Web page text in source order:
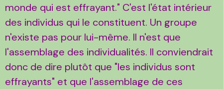
monde qui est effrayant." C'est l'état intérieur
des individus qui le constituent. Un groupe
n'existe pas pour lui-même. Il n'est que
l'assemblage des individualités. Il conviendrait
donc de dire plutôt que "les individus sont
effrayants" et que l'assemblage de ces